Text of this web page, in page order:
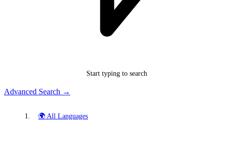
Start typing to search
Advanced Search →
🌍 All Languages